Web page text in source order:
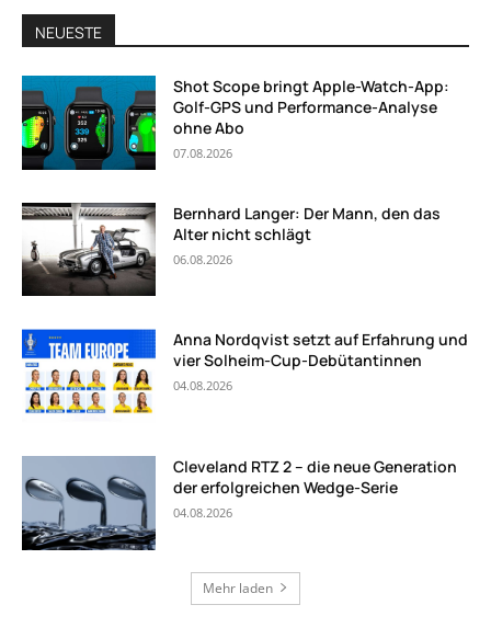
NEUESTE
Shot Scope bringt Apple-Watch-App:
Golf-GPS und Performance-Analyse
ohne Abo
07.08.2026
Bernhard Langer: Der Mann, den das
Alter nicht schlägt
06.08.2026
Anna Nordqvist setzt auf Erfahrung und
vier Solheim-Cup-Debütantinnen
04.08.2026
Cleveland RTZ 2 – die neue Generation
der erfolgreichen Wedge-Serie
04.08.2026
Mehr laden